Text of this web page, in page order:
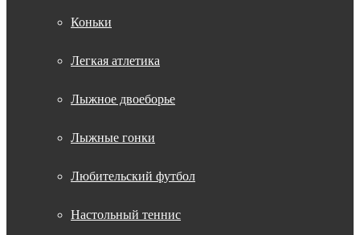
Коньки
Легкая атлетика
Лыжное двоеборье
Лыжные гонки
Любительский футбол
Настольный теннис